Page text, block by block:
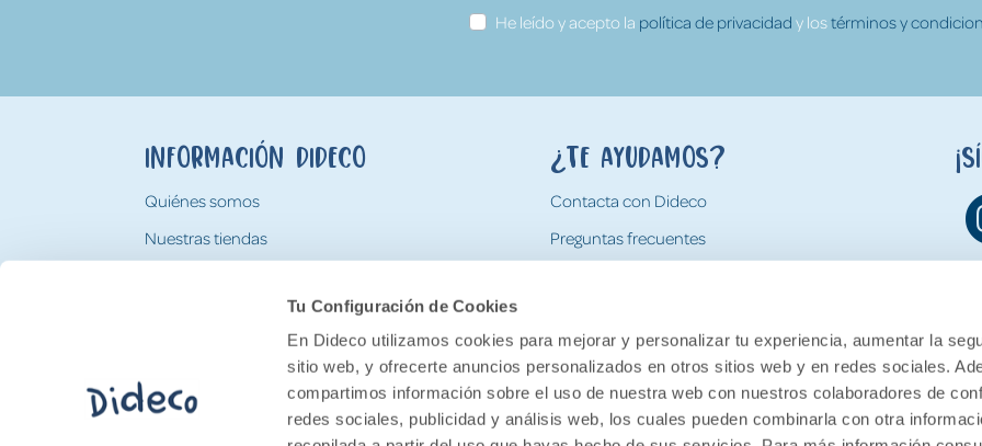
Tu Configuración de Cookies
En Dideco utilizamos cookies para mejorar y personalizar tu experiencia, aumentar la
sitio web, y ofrecerte anuncios personalizados en otros sitios web y en redes sociales.
compartimos información sobre el uso de nuestra web con nuestros colaboradores de
redes sociales, publicidad y análisis web, los cuales pueden combinarla con otra
He leído y acepto la política de privacidad y lostérminos y
Información Dideco
Quiénes somos
Nuestras tiendas
Tarjeta Regalo Dideco
¿Te ayudamos?
Contacta con Dideco
Preguntas frecuentes
Devoluciones